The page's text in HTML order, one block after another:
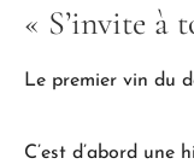
« S’invite à
Le premier vin du
C’est d’abord une